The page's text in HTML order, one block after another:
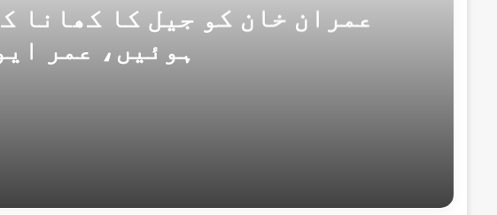
عمران خان کو جیل کا کھانا
ہوئیں، عمر